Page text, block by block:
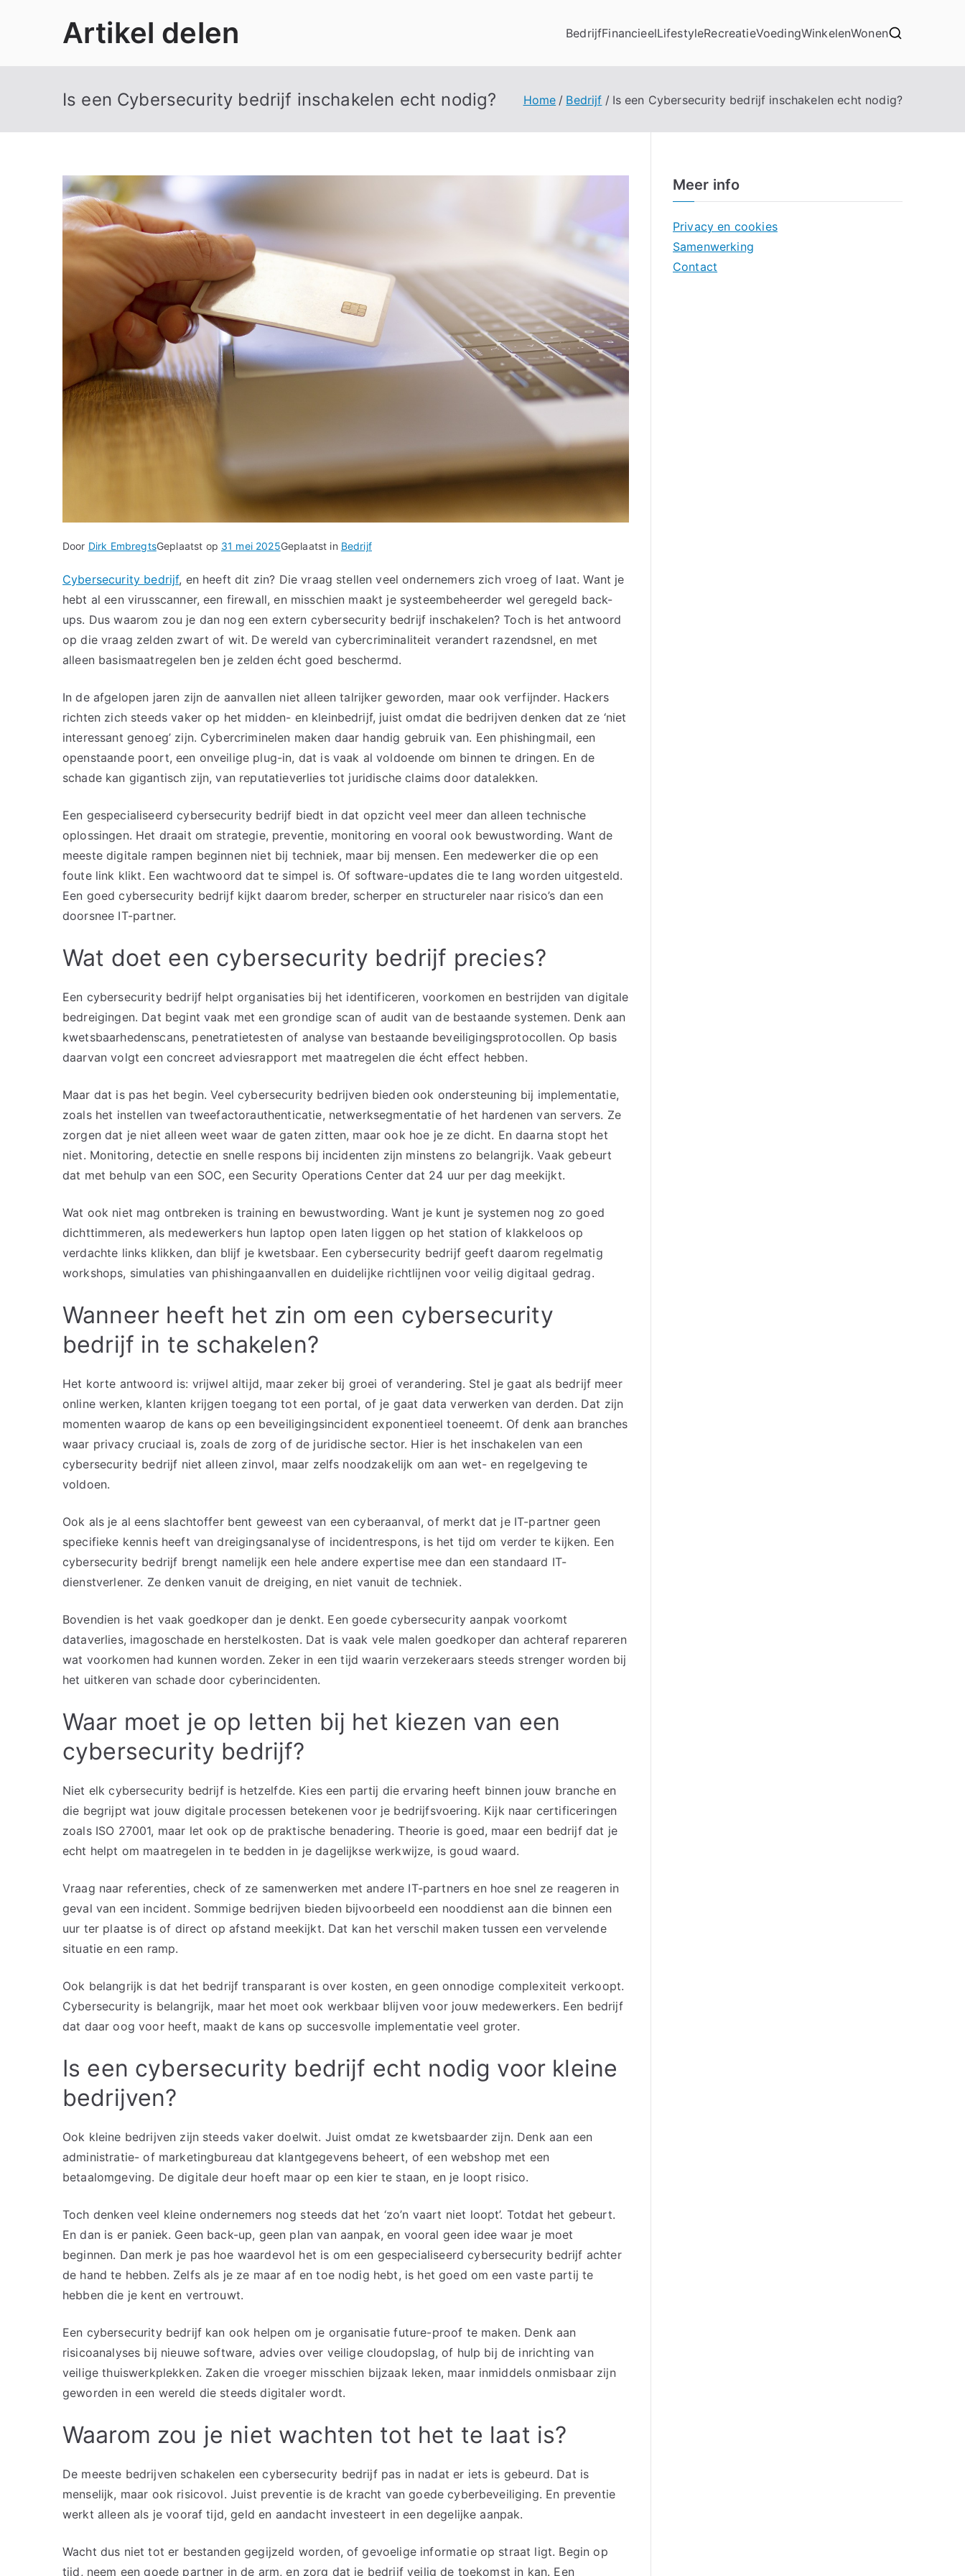
Artikel delen BedrijfFinancieelLifestyleRecreatieVoedingWinkelenWonen
Is een Cybersecurity bedrijf inschakelen echt nodig? Home Bedrijf Is een Cybersecurity bedrijf inschakelen echt nodig?
Door Dirk EmbregtsGeplaatst op 31 mei 2025Geplaatst in Bedrijf
Cybersecurity bedrijf, en heeft dit zin? Die vraag stellen veel ondernemers zich vroeg of laat. Want je
hebt al een virusscanner, een firewall, en misschien maakt je systeembeheerder wel geregeld back-
ups. Dus waarom zou je dan nog een extern cybersecurity bedrijf inschakelen? Toch is het antwoord
op die vraag zelden zwart of wit. De wereld van cybercriminaliteit verandert razendsnel, en met
alleen basismaatregelen ben je zelden écht goed beschermd.
In de afgelopen jaren zijn de aanvallen niet alleen talrijker geworden, maar ook verfijnder. Hackers
richten zich steeds vaker op het midden- en kleinbedrijf, juist omdat die bedrijven denken dat ze ‘niet
interessant genoeg’ zijn. Cybercriminelen maken daar handig gebruik van. Een phishingmail, een
openstaande poort, een onveilige plug-in, dat is vaak al voldoende om binnen te dringen. En de
schade kan gigantisch zijn, van reputatieverlies tot juridische claims door datalekken.
Een gespecialiseerd cybersecurity bedrijf biedt in dat opzicht veel meer dan alleen technische
oplossingen. Het draait om strategie, preventie, monitoring en vooral ook bewustwording. Want de
meeste digitale rampen beginnen niet bij techniek, maar bij mensen. Een medewerker die op een
foute link klikt. Een wachtwoord dat te simpel is. Of software-updates die te lang worden uitgesteld.
Een goed cybersecurity bedrijf kijkt daarom breder, scherper en structureler naar risico’s dan een
doorsnee IT-partner.
Wat doet een cybersecurity bedrijf precies?
Een cybersecurity bedrijf helpt organisaties bij het identificeren, voorkomen en bestrijden van digitale
bedreigingen. Dat begint vaak met een grondige scan of audit van de bestaande systemen. Denk aan
kwetsbaarhedenscans, penetratietesten of analyse van bestaande beveiligingsprotocollen. Op basis
daarvan volgt een concreet adviesrapport met maatregelen die écht effect hebben.
Maar dat is pas het begin. Veel cybersecurity bedrijven bieden ook ondersteuning bij implementatie,
zoals het instellen van tweefactorauthenticatie, netwerksegmentatie of het hardenen van servers. Ze
zorgen dat je niet alleen weet waar de gaten zitten, maar ook hoe je ze dicht. En daarna stopt het
niet. Monitoring, detectie en snelle respons bij incidenten zijn minstens zo belangrijk. Vaak gebeurt
dat met behulp van een SOC, een Security Operations Center dat 24 uur per dag meekijkt.
Wat ook niet mag ontbreken is training en bewustwording. Want je kunt je systemen nog zo goed
dichttimmeren, als medewerkers hun laptop open laten liggen op het station of klakkeloos op
verdachte links klikken, dan blijf je kwetsbaar. Een cybersecurity bedrijf geeft daarom regelmatig
workshops, simulaties van phishingaanvallen en duidelijke richtlijnen voor veilig digitaal gedrag.
Wanneer heeft het zin om een cybersecurity
bedrijf in te schakelen?
Het korte antwoord is: vrijwel altijd, maar zeker bij groei of verandering. Stel je gaat als bedrijf meer
online werken, klanten krijgen toegang tot een portal, of je gaat data verwerken van derden. Dat zijn
momenten waarop de kans op een beveiligingsincident exponentieel toeneemt. Of denk aan branches
waar privacy cruciaal is, zoals de zorg of de juridische sector. Hier is het inschakelen van een
cybersecurity bedrijf niet alleen zinvol, maar zelfs noodzakelijk om aan wet- en regelgeving te
voldoen.
Ook als je al eens slachtoffer bent geweest van een cyberaanval, of merkt dat je IT-partner geen
specifieke kennis heeft van dreigingsanalyse of incidentrespons, is het tijd om verder te kijken. Een
cybersecurity bedrijf brengt namelijk een hele andere expertise mee dan een standaard IT-
dienstverlener. Ze denken vanuit de dreiging, en niet vanuit de techniek.
Bovendien is het vaak goedkoper dan je denkt. Een goede cybersecurity aanpak voorkomt
dataverlies, imagoschade en herstelkosten. Dat is vaak vele malen goedkoper dan achteraf repareren
wat voorkomen had kunnen worden. Zeker in een tijd waarin verzekeraars steeds strenger worden bij
het uitkeren van schade door cyberincidenten.
Waar moet je op letten bij het kiezen van een
cybersecurity bedrijf?
Niet elk cybersecurity bedrijf is hetzelfde. Kies een partij die ervaring heeft binnen jouw branche en
die begrijpt wat jouw digitale processen betekenen voor je bedrijfsvoering. Kijk naar certificeringen
zoals ISO 27001, maar let ook op de praktische benadering. Theorie is goed, maar een bedrijf dat je
echt helpt om maatregelen in te bedden in je dagelijkse werkwijze, is goud waard.
Vraag naar referenties, check of ze samenwerken met andere IT-partners en hoe snel ze reageren in
geval van een incident. Sommige bedrijven bieden bijvoorbeeld een nooddienst aan die binnen een
uur ter plaatse is of direct op afstand meekijkt. Dat kan het verschil maken tussen een vervelende
situatie en een ramp.
Ook belangrijk is dat het bedrijf transparant is over kosten, en geen onnodige complexiteit verkoopt.
Cybersecurity is belangrijk, maar het moet ook werkbaar blijven voor jouw medewerkers. Een bedrijf
dat daar oog voor heeft, maakt de kans op succesvolle implementatie veel groter.
Is een cybersecurity bedrijf echt nodig voor kleine
bedrijven?
Ook kleine bedrijven zijn steeds vaker doelwit. Juist omdat ze kwetsbaarder zijn. Denk aan een
administratie- of marketingbureau dat klantgegevens beheert, of een webshop met een
betaalomgeving. De digitale deur hoeft maar op een kier te staan, en je loopt risico.
Toch denken veel kleine ondernemers nog steeds dat het ‘zo’n vaart niet loopt’. Totdat het gebeurt.
En dan is er paniek. Geen back-up, geen plan van aanpak, en vooral geen idee waar je moet
beginnen. Dan merk je pas hoe waardevol het is om een gespecialiseerd cybersecurity bedrijf achter
de hand te hebben. Zelfs als je ze maar af en toe nodig hebt, is het goed om een vaste partij te
hebben die je kent en vertrouwt.
Een cybersecurity bedrijf kan ook helpen om je organisatie future-proof te maken. Denk aan
risicoanalyses bij nieuwe software, advies over veilige cloudopslag, of hulp bij de inrichting van
veilige thuiswerkplekken. Zaken die vroeger misschien bijzaak leken, maar inmiddels onmisbaar zijn
geworden in een wereld die steeds digitaler wordt.
Waarom zou je niet wachten tot het te laat is?
De meeste bedrijven schakelen een cybersecurity bedrijf pas in nadat er iets is gebeurd. Dat is
menselijk, maar ook risicovol. Juist preventie is de kracht van goede cyberbeveiliging. En preventie
werkt alleen als je vooraf tijd, geld en aandacht investeert in een degelijke aanpak.
Wacht dus niet tot er bestanden gegijzeld worden, of gevoelige informatie op straat ligt. Begin op
tijd, neem een goede partner in de arm, en zorg dat je bedrijf veilig de toekomst in kan. Een
Meer info
Privacy en cookies
Samenwerking
Contact